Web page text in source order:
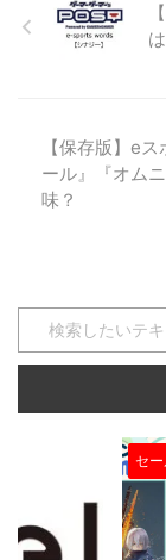
するキャラクターを
また、チャンピオン
ンは実に ...
【保存版】e
ール』『オム
味？
大会